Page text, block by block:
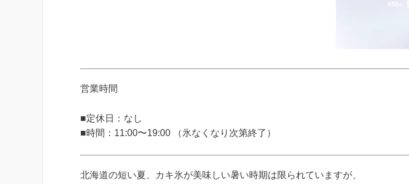
営業時間
■定休日：なし
■時間：11:00〜19:00 （氷なくなり次第終了）
北海道の短い夏、カキ氷が美味しい暑い時期は限られていますが、